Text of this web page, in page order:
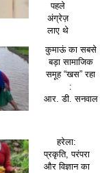
पहले
अंग्रेज़
लाए थे
कुमाऊं का सबसे
बड़ा सामाजिक
समूह “खस” रहा
:
आर. डी. सनवाल
हरेला:
प्रकृति, परंपरा
और विज्ञान का